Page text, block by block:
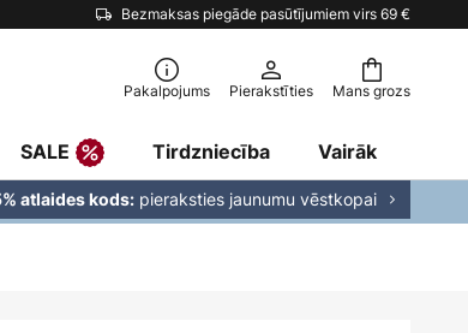
Bezmaksas piegāde pasūtījumiem virs 69 €
Mans grozs
Pakalpojums Pierakstīties
SALE Tirdzniecība Vairāk
atlaides kods: pieraksties jaunumu vēstkopai